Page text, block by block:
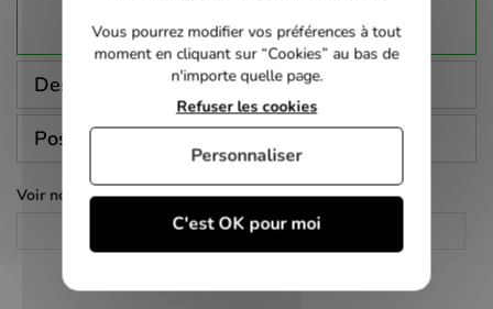
Description
Poser une question
Voir nos autres pages :
Science-fiction
Vous pourrez modifier vos préférences à tout
moment en cliquant sur “Cookies” au bas de
n'importe quelle page.
C'est OK pour moi
Refuser les cookies
Personnaliser